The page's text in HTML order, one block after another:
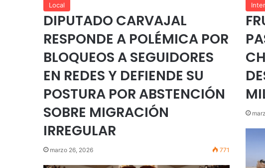
Local
DIPUTADO CARVAJAL
RESPONDE A POLÉMICA POR
BLOQUEOS A SEGUIDORES
EN REDES Y DEFIENDE SU
POSTURA POR ABSTENCIÓN
SOBRE MIGRACIÓN
IRREGULAR
marzo 26, 2026 771